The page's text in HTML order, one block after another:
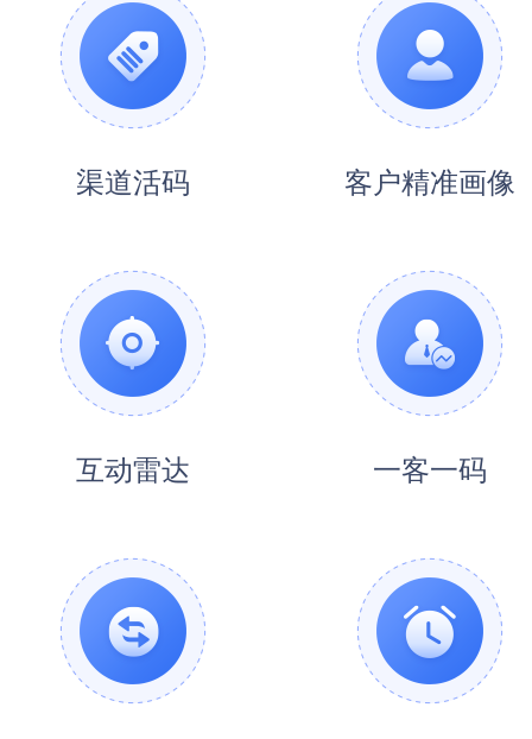
渠道活码 客户精准画像
互动雷达 一客一码